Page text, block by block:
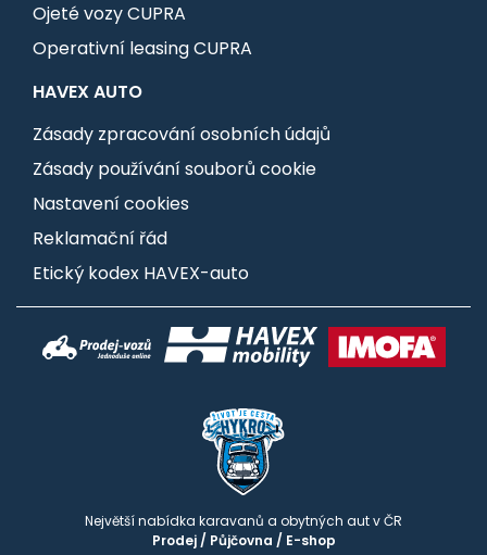
Ojeté vozy CUPRA
Operativní leasing CUPRA
HAVEX AUTO
Zásady zpracování osobních údajů
Zásady používání souborů cookie
Nastavení cookies
Reklamační řád
Etický kodex HAVEX-auto
Největší nabídka karavanů a obytných aut v ČR
Prodej/ Půjčovna / E-shop